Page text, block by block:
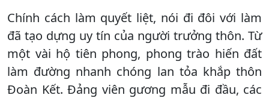
Chính cách làm quyết liệt, nói đi đôi với làm
đã tạo dựng uy tín của người trưởng thôn. Từ
một vài hộ tiên phong, phong trào hiến đất
làm đường nhanh chóng lan tỏa khắp thôn
Đoàn Kết. Đảng viên gương mẫu đi đầu, các